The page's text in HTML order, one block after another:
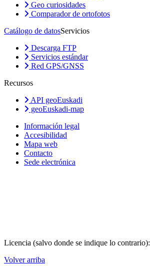
Geo curiosidades
Comparador de ortofotos
Catálogo de datosServicios
Descarga FTP
Servicios estándar
Red GPS/GNSS
Recursos
API geoEuskadi
geoEuskadi-map
Información legal
Accesibilidad
Mapa web
Contacto
Sede electrónica
Licencia (salvo donde se indique lo contrario):
Volver arriba